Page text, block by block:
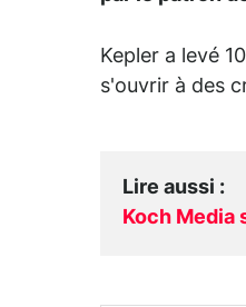
Kepler a levé
s'ouvrir à des
Lire aussi :
Koch Media